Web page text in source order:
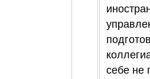
себе не